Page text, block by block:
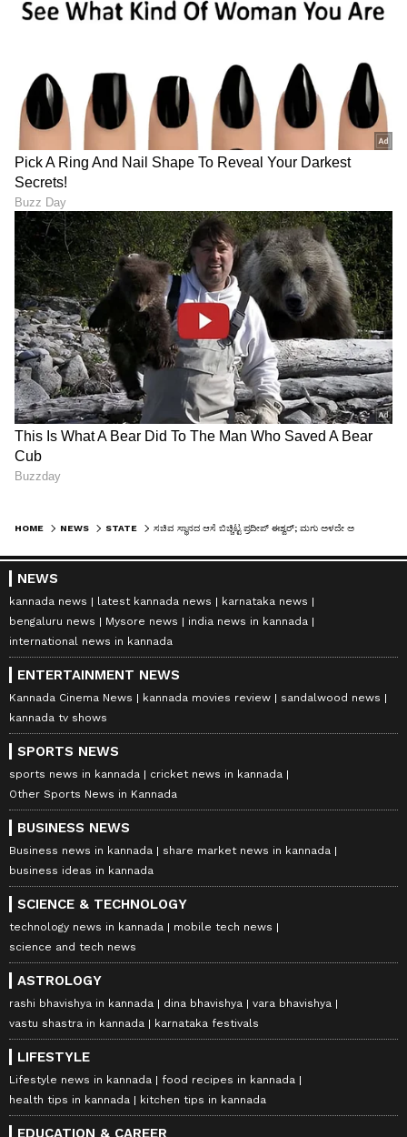
HOME NEWS STATE
NEWS
kannada news latest kannada news
karnataka news
bengaluru news
Mysore news
india news in kannada
international news in kannada
ENTERTAINMENT NEWS
Kannada Cinema News kannada movies review
sandalwood news
kannada tv shows
SPORTS NEWS
sports news in kannada
cricket news in kannada
Other Sports News in Kannada
BUSINESS NEWS
Business news in kannada
share market news in kannada
business ideas in kannada
SCIENCE & TECHNOLOGY
technology news in kannada
mobile tech news
science and tech news
ASTROLOGY
rashi bhavishya in kannada dina bhavishya
vara bhavishya
vastu shastra in kannada
karnataka festivals
LIFESTYLE
Lifestyle news in kannada
food recipes in kannada
health tips in kannada
kitchen tips in kannada
EDUCATION & CAREER